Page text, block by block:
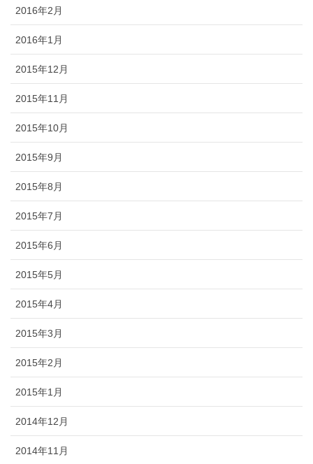
2016年2月
2016年1月
2015年12月
2015年11月
2015年10月
2015年9月
2015年8月
2015年7月
2015年6月
2015年5月
2015年4月
2015年3月
2015年2月
2015年1月
2014年12月
2014年11月